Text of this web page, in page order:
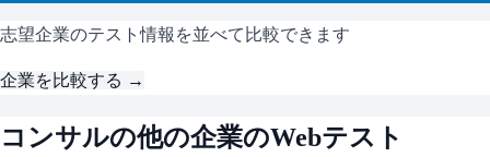
志望企業のテスト情報を並べて比較できます
企業を比較する →
コンサルの他の企業のWebテスト